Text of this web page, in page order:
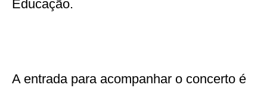
Educação.
A entrada para acompanhar o concerto é